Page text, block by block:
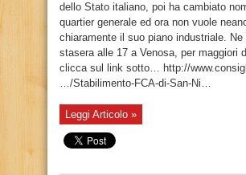
dello Stato italiano, poi ha cambiato
quartier generale ed ora non vuole
chiaramente il suo piano industriale. Ne
stasera alle 17 a Venosa, per maggiori
clicca sul link sotto… http://
…/Stabilimento-FCA-di-San-Ni…
Leggi Articolo »